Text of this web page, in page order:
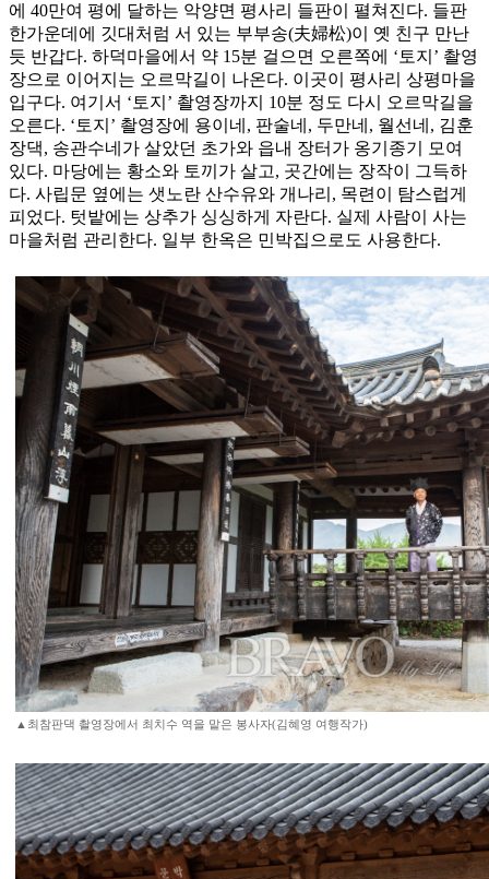
에 40만여 평에 달하는 악양면 평사리 들판이 펼쳐진다. 들판
한가운데에 깃대처럼 서 있는 부부송(夫婦松)이 옛 친구 만난
듯 반갑다. 하덕마을에서 약 15분 걸으면 오른쪽에 ‘토지’ 촬영
장으로 이어지는 오르막길이 나온다. 이곳이 ​평사리 상평마을
입구다. 여기서 ‘토지’ 촬영장까지 10분 정도 다시 오르막길을
오른다. ‘토지’ 촬영장에 용이네, 판술네, 두만네, 월선네, 김훈
장댁, 송관수네가 살았던 초가와 읍내 장터가 옹기종기 모여
있다. 마당에는 황소와 토끼가 살고, 곳간에는 장작이 그득하
다. 사립문 옆에는 샛노란 산수유와 개나리, 목련이 탐스럽게
피었다. 텃밭에는 상추가 싱싱하게 자란다. 실제 사람이 사는
마을처럼 관리한다. 일부 한옥은 민박집으로도 사용한다.
▲최참판댁 촬영장에서 최치수 역을 맡은 봉사자(김혜영 여행작가)